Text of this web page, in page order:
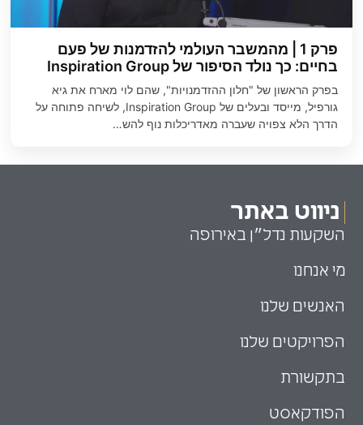
פרק 1 | מהמשבר העולמי להזדמנות של פעם
בחיים: כך נולד הסיפור של Inspiration Group
בפרק הראשון של "חלון ההזדמנויות", שהם לוי מארח את גיא
גורפיל, מייסד ובעלים של Inspiration Group, לשיחה פתוחה על
הדרך הלא צפויה שעברה מאדריכלות נוף להש…
ניווט באתר
השקעות נדל״ן באירופה
מי אנחנו
האנשים שלנו
הפרויקטים שלנו
בתקשורת
הפודקאסט